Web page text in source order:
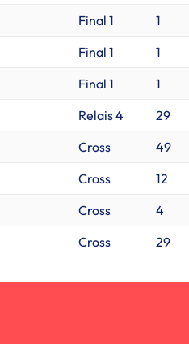
Final 1 1
Final 1 1
Final 1 1
Relais 4 29
Cross 49
Cross 12
Cross 4
Cross 29